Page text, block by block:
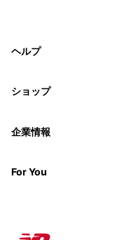
ヘルプ
ショップ
企業情報
For You